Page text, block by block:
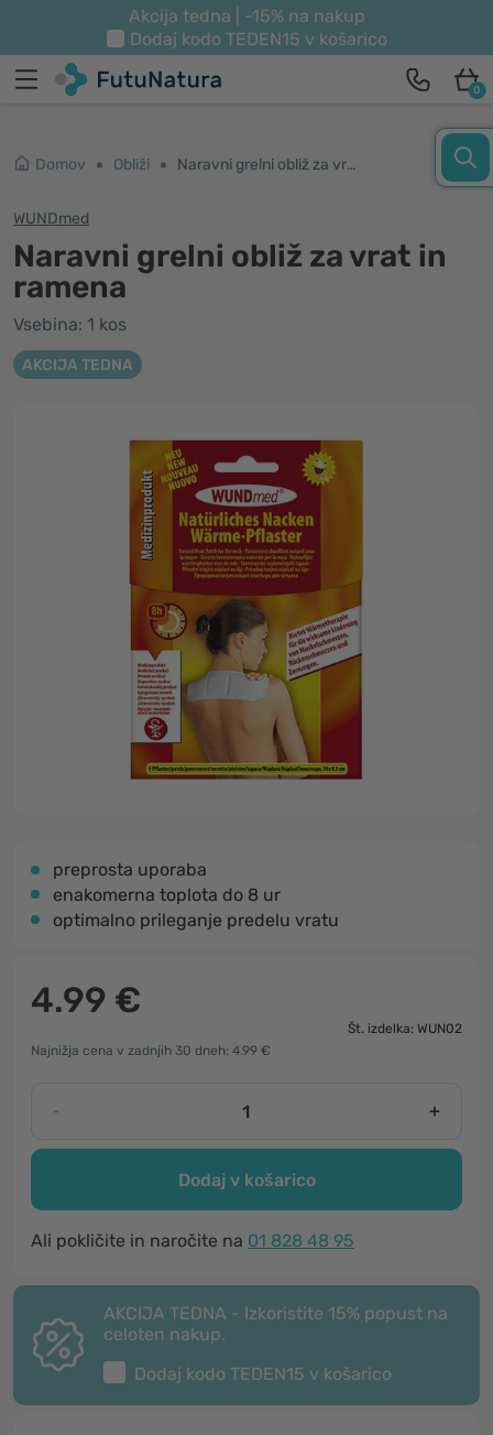
Akcija tedna | -15% na nakup
Dodaj kodo TEDEN15 v košarico
0
Domov Obliži Naravni grelni obliž za vrat in ramena
WUNDmed
Naravni grelni obliž za vrat in
ramena
Vsebina: 1 kos
AKCIJA TEDNA
preprosta uporaba
enakomerna toplota do 8 ur
optimalno prileganje predelu vratu
4.99 €
Št. izdelka: WUN02
Najnižja cena v zadnjih 30 dneh: 4.99 €
- +
Dodaj v košarico
Ali pokličite in naročite na 01 828 48 95
AKCIJA TEDNA - Izkoristite 15% popust na
celoten nakup.
Dodaj kodo TEDEN15 v košarico